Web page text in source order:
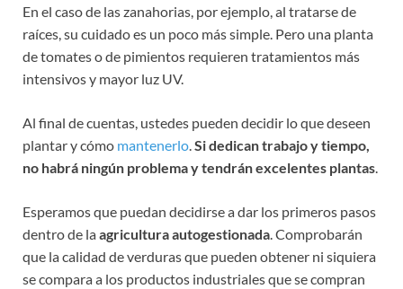
En el caso de las zanahorias, por ejemplo, al tratarse de
raíces, su cuidado es un poco más simple. Pero una planta
de tomates o de pimientos requieren tratamientos más
intensivos y mayor luz UV.
Al final de cuentas, ustedes pueden decidir lo que deseen
plantar y cómo mantenerlo.Si dedican trabajo y tiempo,
no habrá ningún problema y tendrán excelentes plantas.
Esperamos que puedan decidirse a dar los primeros pasos
dentro de laagricultura autogestionada. Comprobarán
que la calidad de verduras que pueden obtener ni siquiera
se compara a los productos industriales que se compran